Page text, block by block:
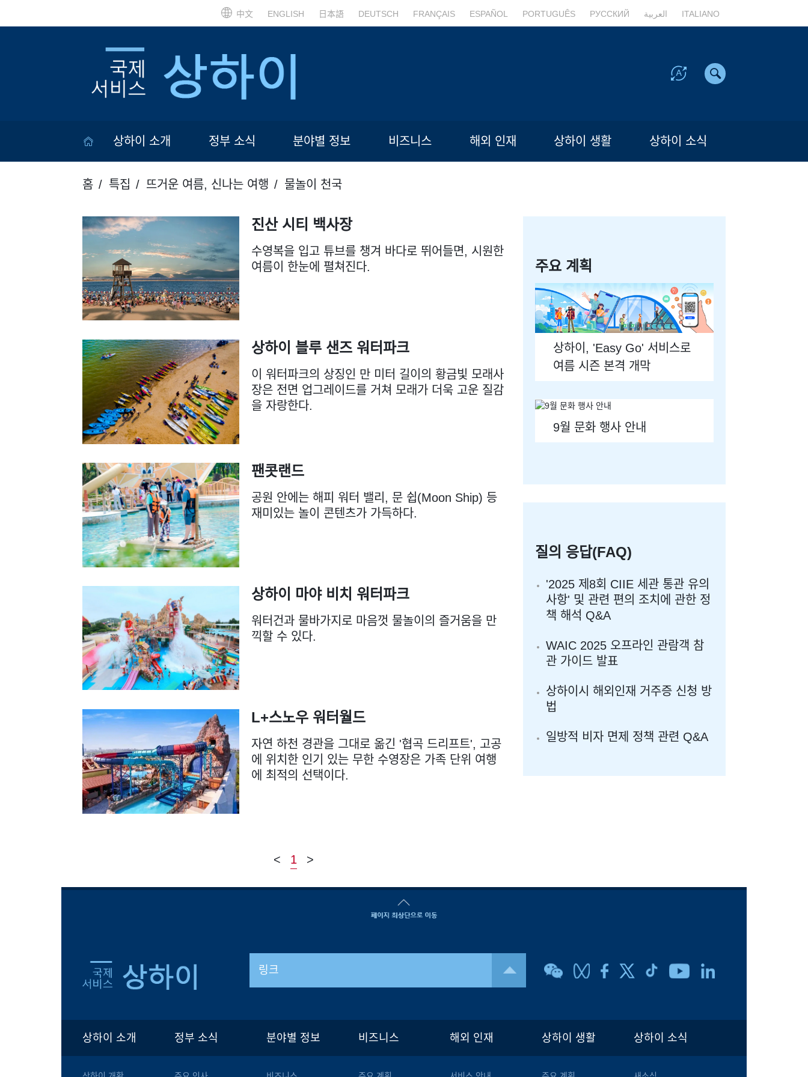
中文 ENGLISH 日本語 DEUTSCH FRANÇAIS ESPAÑOL PORTUGUÊS РУССКИЙ العربية ITALIANO
상하이 소개 정부 소식 분야별 정보 비즈니스 해외 인재 상하이 생활 상하이 소식
홈 특집 뜨거운 여름, 신나는 여행 물놀이 천국
진산 시티 백사장
수영복을 입고 튜브를 챙겨 바다로 뛰어들면, 시원한
여름이 한눈에 펼쳐진다.
상하이 블루 샌즈 워터파크
이 워터파크의 상징인 만 미터 길이의 황금빛 모래사
장은 전면 업그레이드를 거쳐 모래가 더욱 고운 질감
을 자랑한다.
팬콧랜드
공원 안에는 해피 워터 밸리, 문 쉽(Moon Ship) 등
재미있는 놀이 콘텐츠가 가득하다.
상하이 마야 비치 워터파크
워터건과 물바가지로 마음껏 물놀이의 즐거움을 만
끽할 수 있다.
L+스노우 워터월드
자연 하천 경관을 그대로 옮긴 '협곡 드리프트', 고공
에 위치한 인기 있는 무한 수영장은 가족 단위 여행
에 최적의 선택이다.
< 1 >
주요 계획
상하이, 'Easy Go' 서비스로
여름 시즌 본격 개막​
9월 문화 행사 안내
질의 응답(FAQ)
'2025 제8회 CIIE 세관 통관 유의
사항' 및 관련 편의 조치에 관한 정
책 해석 Q&A
WAIC 2025 오프라인 관람객 참
관 가이드 발표
상하이시 해외인재 거주증 신청 방
법​​
일방적 비자 면제 정책 관련 Q&A​​
링크
상하이 소개 정부 소식 분야별 정보 비즈니스 해외 인재 상하이 생활 상하이 소식